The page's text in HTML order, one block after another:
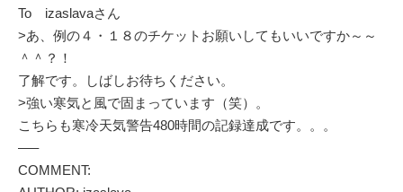
To izaslavaさん
>あ、例の４・１８のチケットお願いしてもいいですか～～
＾＾？！
了解です。しばしお待ちください。
>強い寒気と風で固まっています（笑）。
こちらも寒冷天気警告480時間の記録達成です。。。
—–
COMMENT: